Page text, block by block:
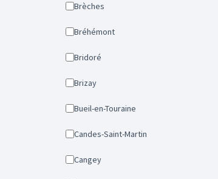
Brèches
Bréhémont
Bridoré
Brizay
Bueil-en-Touraine
Candes-Saint-Martin
Cangey